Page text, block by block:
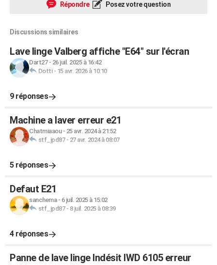
Répondre Posez votre question
Discussions similaires
Lave linge Valberg affiche "E64" sur l'écran
Dart27- 26 juil. 2025 à 16:42
Dotti- 15 avr. 2026 à 10:10
9 réponses
Machine a laver erreur e21
Chatmiaaou- 25 avr. 2024 à 21:52
stf_jpd87- 27 avr. 2024 à 08:07
5 réponses
Defaut E21
sanchema- 6 juil. 2025 à 15:02
stf_jpd87- 8 juil. 2025 à 08:39
4 réponses
Panne de lave linge Indésit IWD 6105 erreur